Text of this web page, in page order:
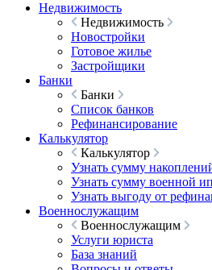
Недвижимость
Недвижимость
Новостройки
Готовое жилье
Застройщики
Банки
Банки
Список банков
Рефинансирование
Калькулятор
Калькулятор
Узнать сумму
Узнать сумму военной
Узнать выгоду от
Военнослужащим
Военнослужащим
Услуги юриста
База знаний